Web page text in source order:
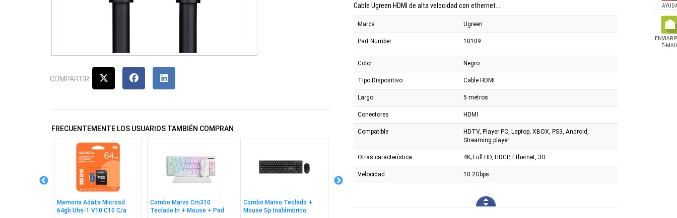
COMPARTIR:
FRECUENTEMENTE LOS USUARIOS TAMBIÉN COMPRAN
Memoria Adata Microsd
64gb Uhs-1 V10 C10 C/a
Combo Marvo Cm310
Teclado In + Mouse + Pad
Combo Marvo Teclado +
Mouse Sp Inalámbrico
Auricular Marvo Hg9086w 7.1
Cable Ugreen HDMI de alta velocidad con ethernet...
Marca Ugreen
Part Number 10109
Color Negro
Tipo Dispositivo Cable HDMI
Largo 5 metros
Conectores HDMI
Compatible
HDTV, Player PC, Laptop, XBOX, PS3, Android,
Streaming player
Otras característica 4K; Full HD, HDCP, Ethernet, 3D
Velocidad 10.2Gbps
ENVIAR
E-